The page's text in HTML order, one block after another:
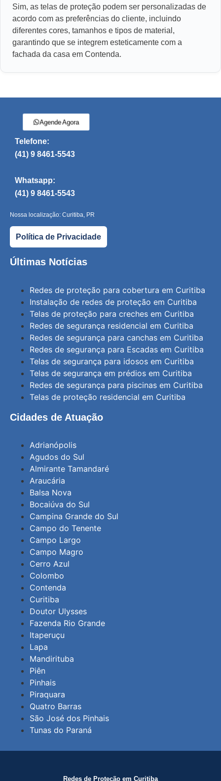
Sim, as telas de proteção podem ser personalizadas de
acordo com as preferências do cliente, incluindo
diferentes cores, tamanhos e tipos de material,
garantindo que se integrem esteticamente com a
fachada da casa em Contenda.
Agende Agora
Telefone:
(41) 9 8461-5543
Whatsapp:
(41) 9 8461-5543
Nossa localização: Curitiba, PR
Política de Privacidade
Últimas Notícias
Redes de proteção para cobertura em Curitiba
Instalação de redes de proteção em Curitiba
Telas de proteção para creches em Curitiba
Redes de segurança residencial em Curitiba
Redes de segurança para canchas em Curitiba
Redes de segurança para Escadas em Curitiba
Telas de segurança para idosos em Curitiba
Telas de segurança em prédios em Curitiba
Redes de segurança para piscinas em Curitiba
Telas de proteção residencial em Curitiba
Cidades de Atuação
Adrianópolis
Agudos do Sul
Almirante Tamandaré
Araucária
Balsa Nova
Bocaiúva do Sul
Campina Grande do Sul
Campo do Tenente
Campo Largo
Campo Magro
Cerro Azul
Colombo
Contenda
Curitiba
Doutor Ulysses
Fazenda Rio Grande
Itaperuçu
Lapa
Mandirituba
Piên
Pinhais
Piraquara
Quatro Barras
São José dos Pinhais
Tunas do Paraná
Redes de Proteção em Curitiba